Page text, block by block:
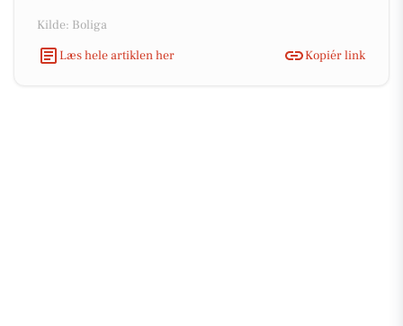
Kilde: Boliga
Læs hele artiklen her
Kopiér link